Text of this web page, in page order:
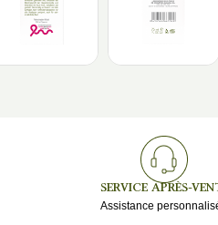
SERVICE APRÈS-
Assistance